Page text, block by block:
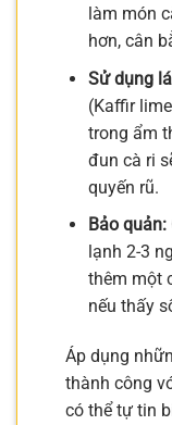
làm món
hơn, cân
Sử dụng
(Kaffir
trong ẩm
đun cà ri
quyến rũ.
Bảo quản:
lạnh 2-3
thêm một
nếu thấy
Áp dụng
thành công
có thể tự tin